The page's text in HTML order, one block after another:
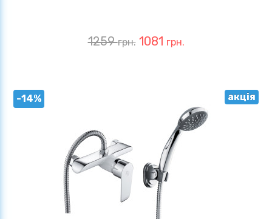
1259грн. 1081 грн.
-14% акція